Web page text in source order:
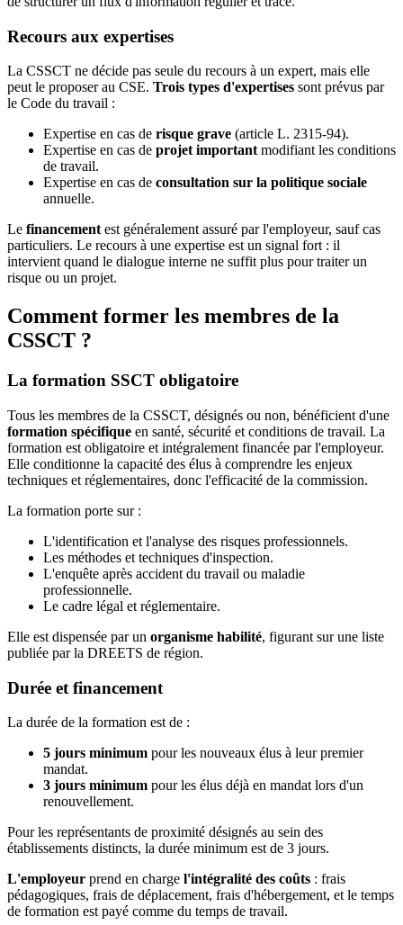
Recours aux expertises
La CSSCT ne décide pas seule du recours à un expert, mais elle
peut le proposer au CSE. Trois types d'expertises sont prévus par
le Code du travail :
Expertise en cas de risque grave (article L. 2315-94).
Expertise en cas de projet important modifiant les conditions
de travail.
Expertise en cas de consultation sur la politique sociale
annuelle.
Le financement est généralement assuré par l'employeur, sauf cas
particuliers. Le recours à une expertise est un signal fort : il
intervient quand le dialogue interne ne suffit plus pour traiter un
risque ou un projet.
Comment former les membres de la
CSSCT ?
La formation SSCT obligatoire
Tous les membres de la CSSCT, désignés ou non, bénéficient d'une
formation spécifique en santé, sécurité et conditions de travail. La
formation est obligatoire et intégralement financée par l'employeur.
Elle conditionne la capacité des élus à comprendre les enjeux
techniques et réglementaires, donc l'efficacité de la commission.
La formation porte sur :
L'identification et l'analyse des risques professionnels.
Les méthodes et techniques d'inspection.
L'enquête après accident du travail ou maladie
professionnelle.
Le cadre légal et réglementaire.
Elle est dispensée par un organisme habilité, figurant sur une liste
publiée par la DREETS de région.
Durée et financement
La durée de la formation est de :
5 jours minimum pour les nouveaux élus à leur premier
mandat.
3 jours minimum pour les élus déjà en mandat lors d'un
renouvellement.
Pour les représentants de proximité désignés au sein des
établissements distincts, la durée minimum est de 3 jours.
L'employeur prend en charge l'intégralité des coûts : frais
pédagogiques, frais de déplacement, frais d'hébergement, et le temps
de formation est payé comme du temps de travail.